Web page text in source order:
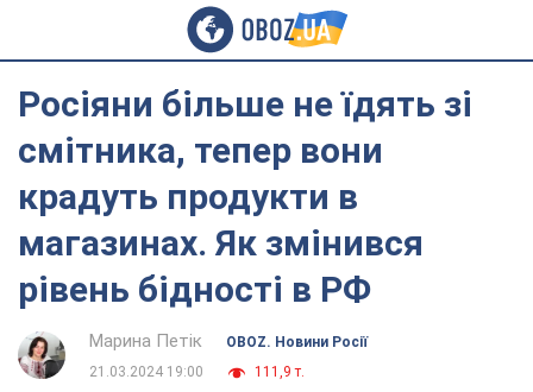
Росіяни більше не їдять зі
смітника, тепер вони
крадуть продукти в
магазинах. Як змінився
рівень бідності в РФ
Марина Петік
OBOZ. Новини Росії
21.03.2024 19:00
111,9 т.